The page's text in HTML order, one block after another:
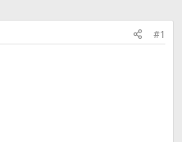
#1